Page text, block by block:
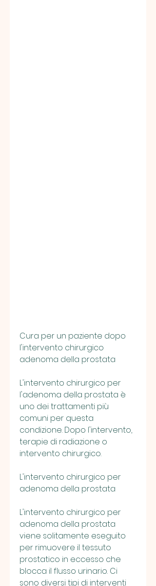
Cura per un paziente dopo
l'intervento chirurgico
adenoma della prostata
L'intervento chirurgico per
l'adenoma della prostata è
uno dei trattamenti più
comuni per questa
condizione. Dopo l'intervento,
terapie di radiazione o
intervento chirurgico.
L'intervento chirurgico per
adenoma della prostata
L'intervento chirurgico per
adenoma della prostata
viene solitamente eseguito
per rimuovere il tessuto
prostatico in eccesso che
blocca il flusso urinario. Ci
sono diversi tipi di interventi